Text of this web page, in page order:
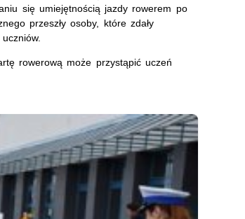
się umiejętnością jazdy rowerem po
przeszły osoby, które zdały
rowerową może przystąpić uczeń